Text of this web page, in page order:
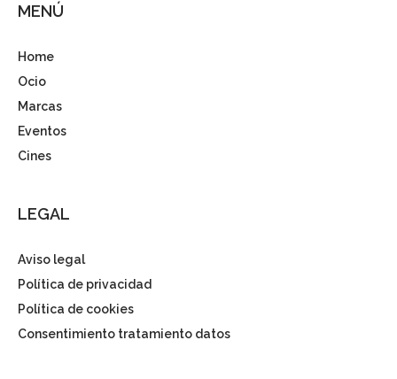
MENÚ
Home
Ocio
Marcas
Eventos
Cines
LEGAL
Aviso legal
Política de privacidad
Política de cookies
Consentimiento tratamiento datos